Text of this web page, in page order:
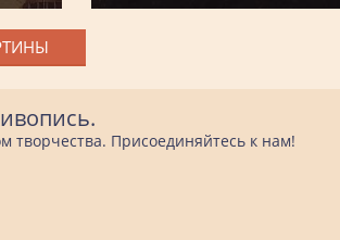
Присоединяйтесь к нам!